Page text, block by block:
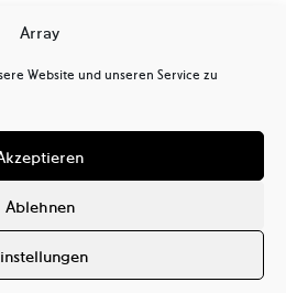
Array
Website und unseren Service zu
Ablehnen